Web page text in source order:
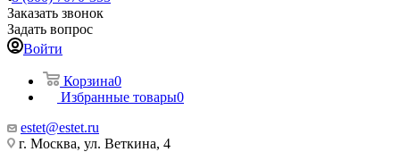
Заказать звонок
Задать вопрос
Войти
Корзина0
Избранные товары0
estet@estet.ru
г. Москва, ул. Веткина, 4